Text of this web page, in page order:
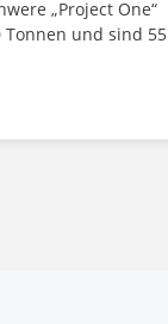
„Project One“
und sind 55